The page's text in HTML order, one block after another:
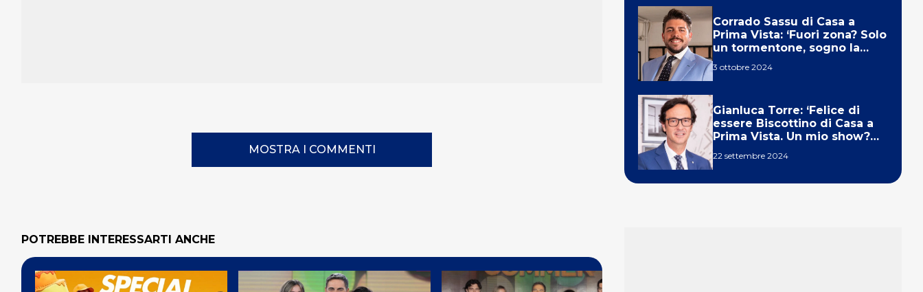
MOSTRA I COMMENTI
POTREBBE INTERESSARTI ANCHE
Corrado Sassu di Casa a
Prima Vista: ‘Fuori zona? Solo
un tormentone, sogno la
3 ottobre 2024
Gianluca Torre: ‘Felice di
essere Biscottino di Casa a
Prima Vista. Un mio show?
22 settembre 2024